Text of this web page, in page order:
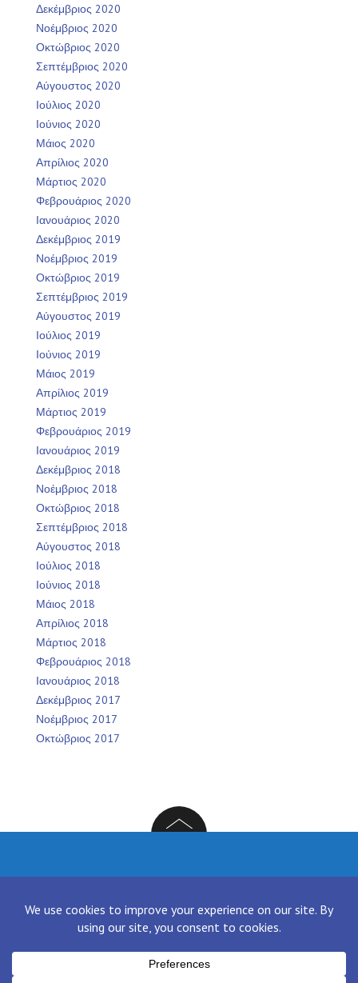
Δεκέμβριος 2020
Νοέμβριος 2020
Οκτώβριος 2020
Σεπτέμβριος 2020
Αύγουστος 2020
Ιούλιος 2020
Ιούνιος 2020
Μάιος 2020
Απρίλιος 2020
Μάρτιος 2020
Φεβρουάριος 2020
Ιανουάριος 2020
Δεκέμβριος 2019
Νοέμβριος 2019
Οκτώβριος 2019
Σεπτέμβριος 2019
Αύγουστος 2019
Ιούλιος 2019
Ιούνιος 2019
Μάιος 2019
Απρίλιος 2019
Μάρτιος 2019
Φεβρουάριος 2019
Ιανουάριος 2019
Δεκέμβριος 2018
Νοέμβριος 2018
Οκτώβριος 2018
Σεπτέμβριος 2018
Αύγουστος 2018
Ιούλιος 2018
Ιούνιος 2018
Μάιος 2018
Απρίλιος 2018
Μάρτιος 2018
Φεβρουάριος 2018
Ιανουάριος 2018
Δεκέμβριος 2017
Νοέμβριος 2017
Οκτώβριος 2017